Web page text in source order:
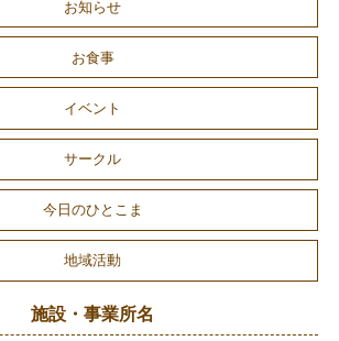
お知らせ
お食事
イベント
サークル
今日のひとこま
地域活動
施設・事業所名